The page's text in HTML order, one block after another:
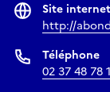
Site internet
http://
Téléphone
02 37 48 78